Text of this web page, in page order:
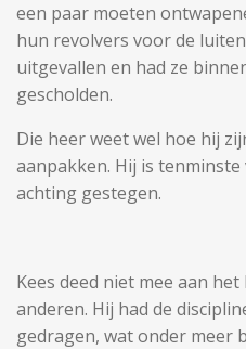
een paar moeten
hun revolvers voor de
uitgevallen en had ze
gescholden.
Die heer weet wel hoe hij
aanpakken. Hij is
achting gestegen.
Kees deed niet mee aan
anderen. Hij had de
gedragen, wat onder meer